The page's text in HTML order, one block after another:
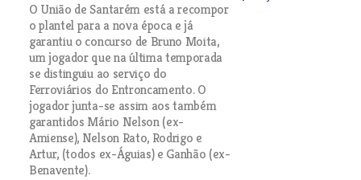
O União de Santarém está a recompor
o plantel para a nova época e já
garantiu o concurso de Bruno Moita,
um jogador que na última temporada
se distinguiu ao serviço do
Ferroviários do Entroncamento. O
jogador junta-se assim aos também
garantidos Mário Nelson (ex-
Amiense), Nelson Rato, Rodrigo e
Artur, (todos ex-Águias) e Ganhão (ex-
Benavente).